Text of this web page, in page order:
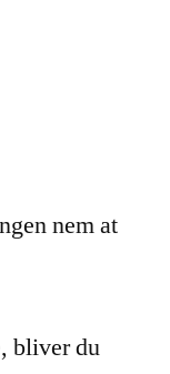
nem at
bliver du